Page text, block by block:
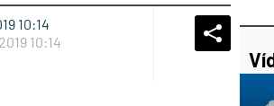
10:14
10:14 Whatsapp